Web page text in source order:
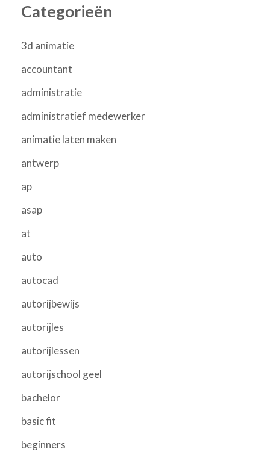
Categorieën
3d animatie
accountant
administratie
administratief medewerker
animatie laten maken
antwerp
ap
asap
at
auto
autocad
autorijbewijs
autorijles
autorijlessen
autorijschool geel
bachelor
basic fit
beginners